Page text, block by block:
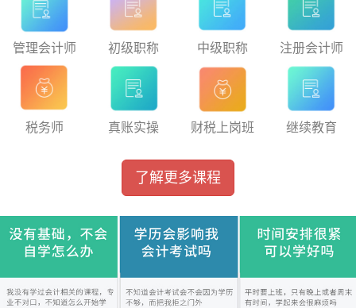
管理会计师 初级职称 中级职称 注册会计师
税务师 真账实操 财税上岗班 继续教育
了解更多课程